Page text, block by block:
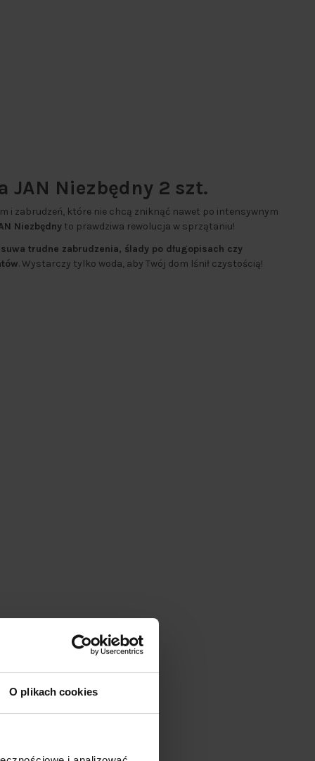
O plikach cookies
JAN Niezbędny 2 szt.
i zabrudzeń, które nie chcą zniknąć nawet po intensywnym
Niezbędny to prawdziwa rewolucja w sprzątaniu!
trudne zabrudzenia, ślady po długopisach czy
. Wystarczy tylko woda, aby Twój dom lśnił czystością!